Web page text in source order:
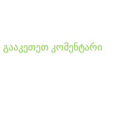
გააკეთეთ კომენტარი